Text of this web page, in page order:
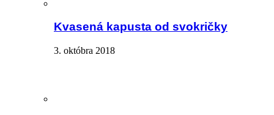
Kvasená kapusta od svokričky
3. októbra 2018